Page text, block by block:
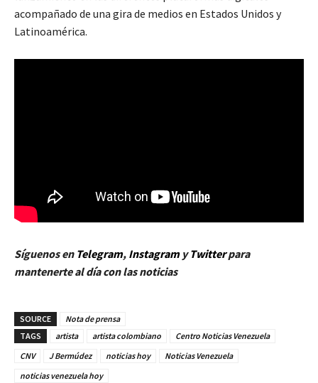
acompañado de una gira de medios en Estados Unidos y
Latinoamérica.
Síguenos en Telegram, InstagramyTwitterpara
mantenerte al día con las noticias
SOURCE
Nota de prensa
TAGS
artista artista colombiano
Centro Noticias Venezuela
CNV
J Bermúdez noticias hoy
Noticias Venezuela
noticias venezuela hoy